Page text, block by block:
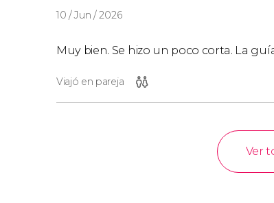
10 / Jun / 2026
Muy bien. Se hizo un poco corta. La
Viajó en pareja
Ver